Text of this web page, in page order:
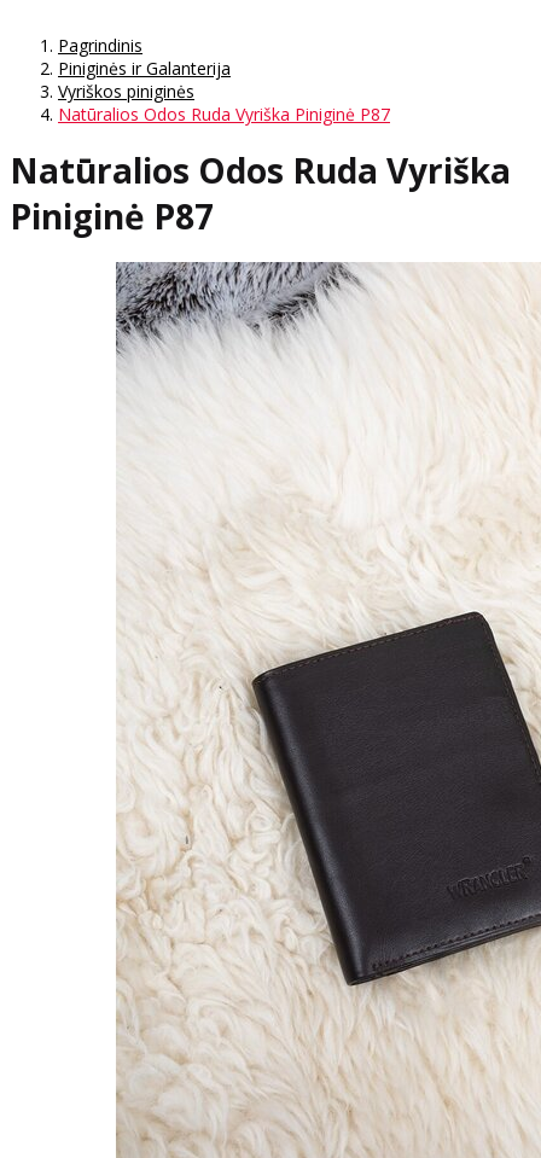
Pagrindinis
Piniginės ir Galanterija
Vyriškos piniginės
Natūralios Odos Ruda Vyriška Piniginė P87
Natūralios Odos Ruda Vyriška
Piniginė P87